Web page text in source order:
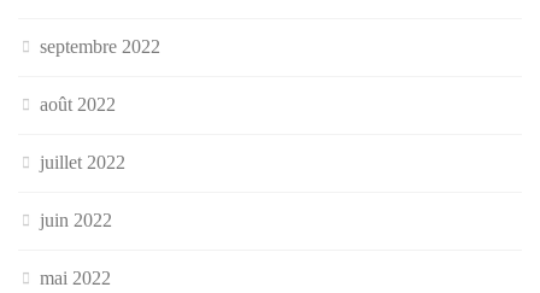
septembre 2022
août 2022
juillet 2022
juin 2022
mai 2022